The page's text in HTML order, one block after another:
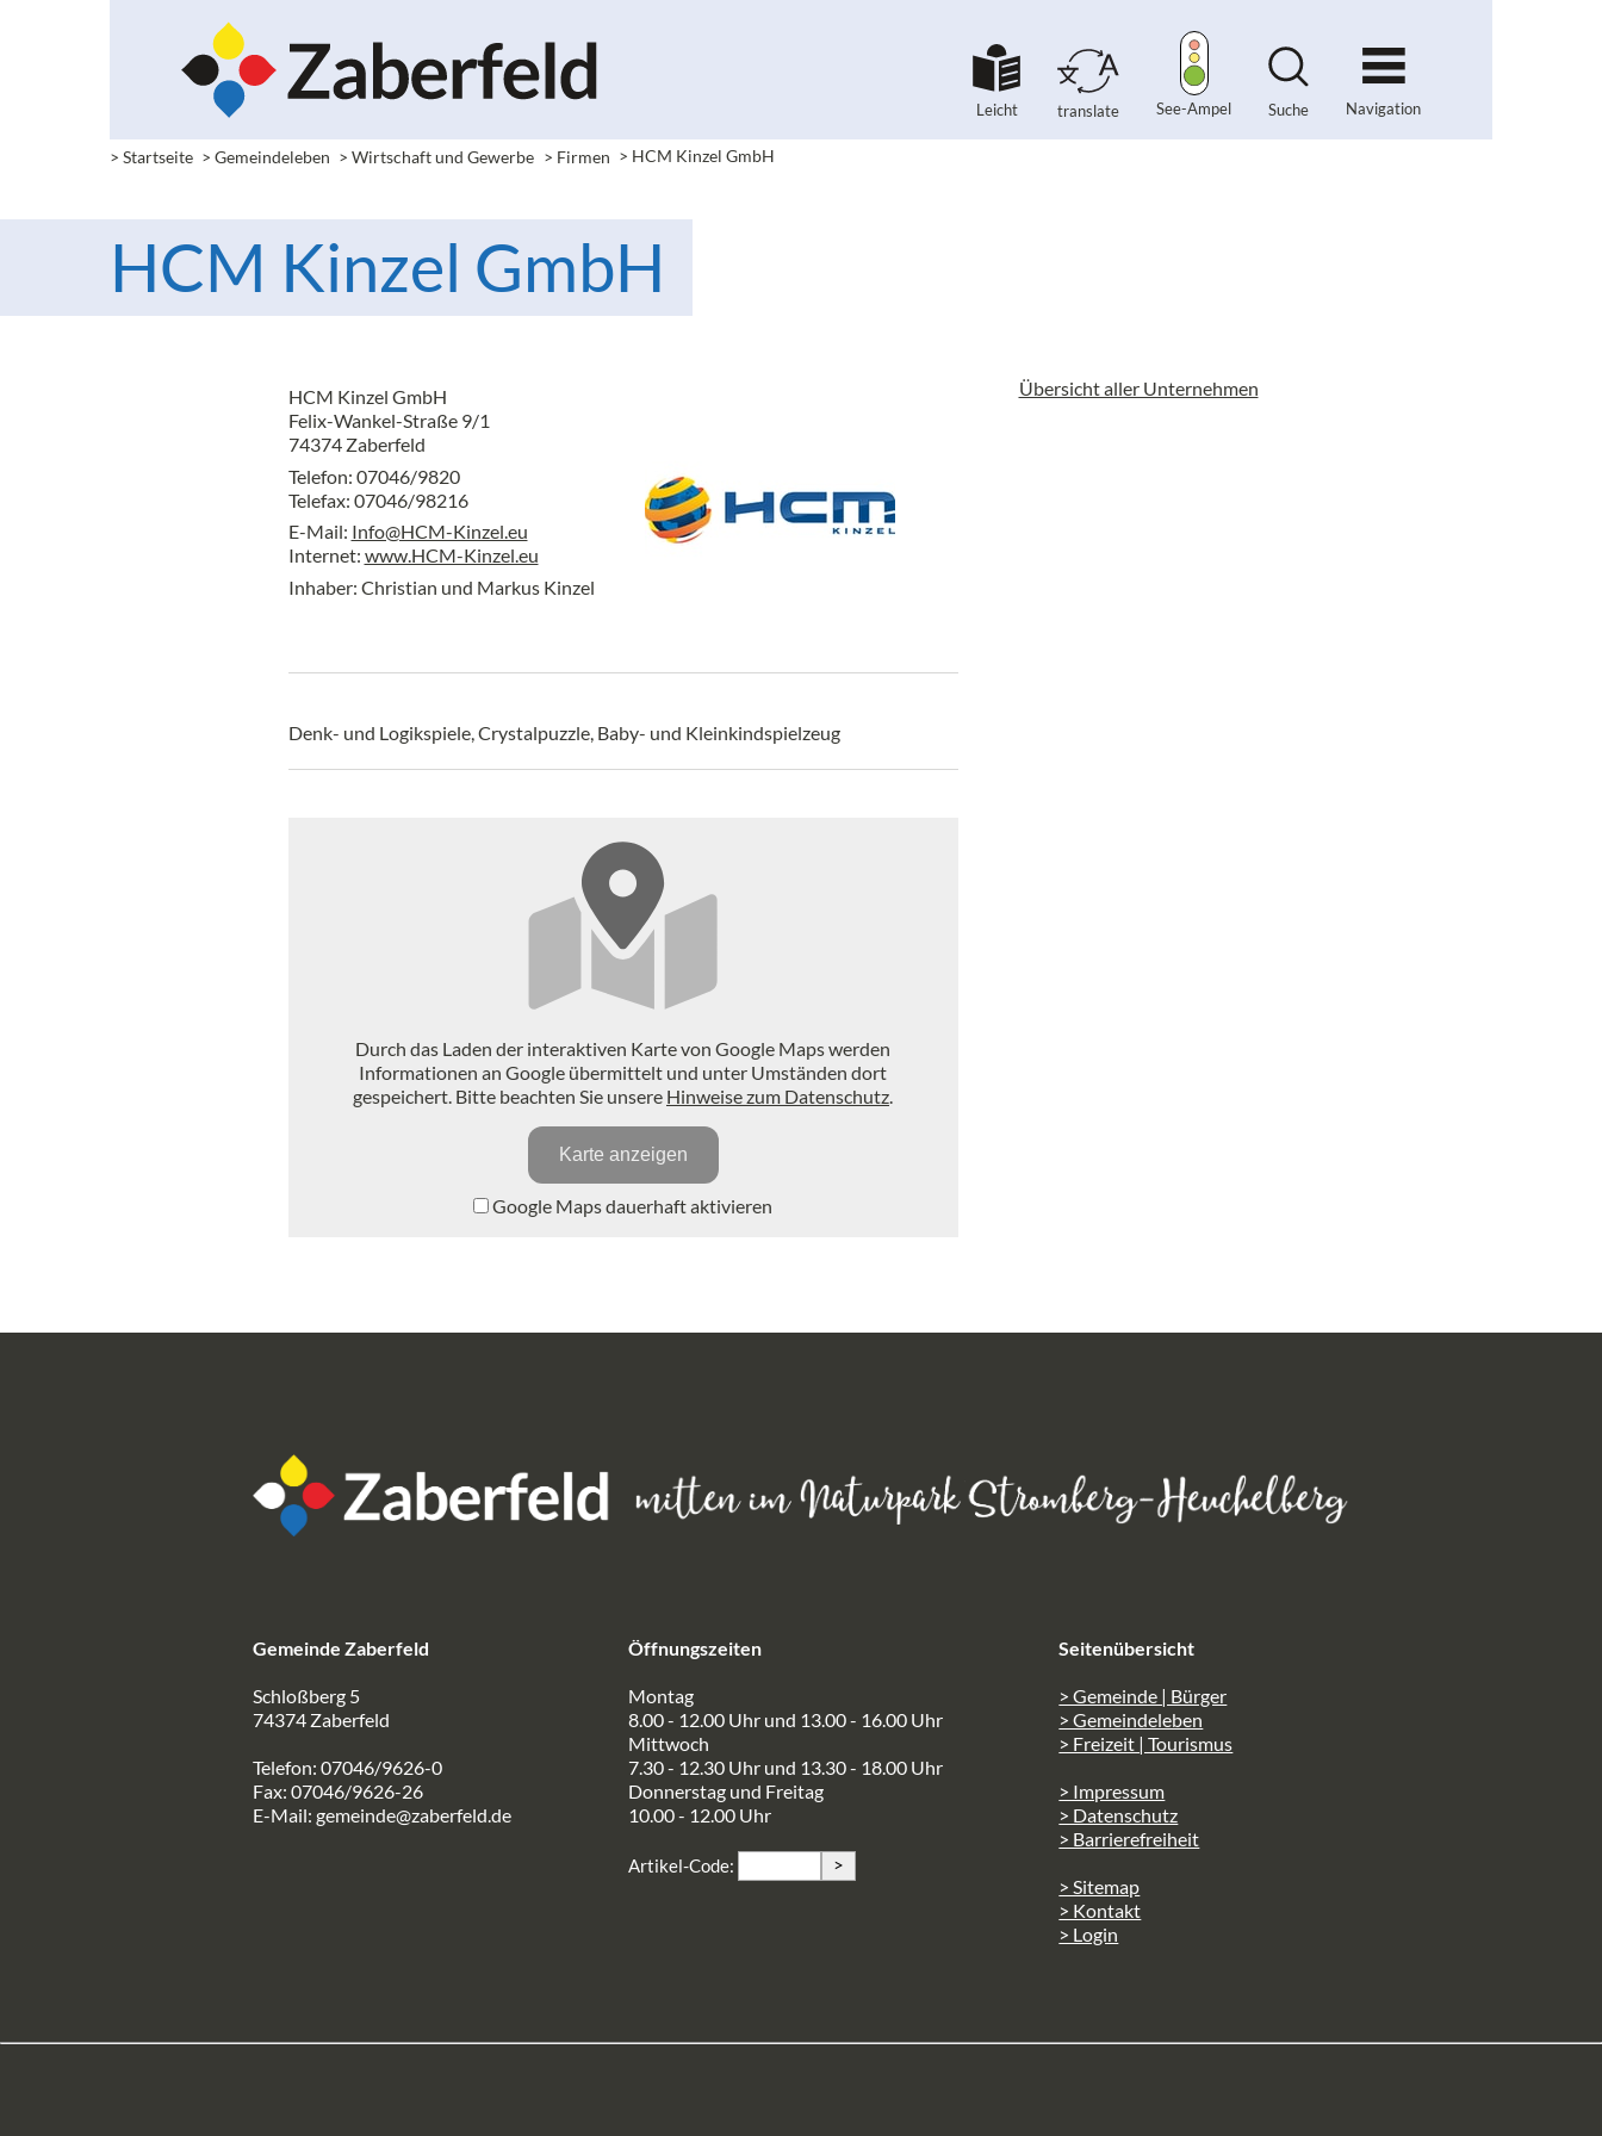
Leicht translate See-Ampel Suche Navigation
> Startseite > Gemeindeleben > Wirtschaft und Gewerbe > Firmen > HCM Kinzel GmbH
HCM Kinzel GmbH
HCM Kinzel GmbH
Felix-Wankel-Straße 9/1
74374 Zaberfeld
Telefon: 07046/9820
Telefax: 07046/98216
E-Mail: Info@HCM-Kinzel.eu
Internet: www.HCM-Kinzel.eu
Inhaber: Christian und Markus Kinzel
Denk- und Logikspiele, Crystalpuzzle, Baby- und Kleinkindspielzeug
Durch das Laden der interaktiven Karte von Google Maps werden
Informationen an Google übermittelt und unter Umständen dort
gespeichert. Bitte beachten Sie unsere Hinweise zum Datenschutz.
Karte anzeigen
Google Maps dauerhaft aktivieren
Übersicht aller Unternehmen
Gemeinde Zaberfeld
Schloßberg 5
74374 Zaberfeld
Telefon: 07046/9626-0
Fax: 07046/9626-26
E-Mail: gemeinde@zaberfeld.de
Öffnungszeiten
Montag
8.00 - 12.00 Uhr und 13.00 - 16.00 Uhr
Mittwoch
7.30 - 12.30 Uhr und 13.30 - 18.00 Uhr
Donnerstag und Freitag
10.00 - 12.00 Uhr
Artikel-Code: >
Seitenübersicht
> Gemeinde | Bürger
> Gemeindeleben
> Freizeit | Tourismus
> Impressum
> Datenschutz
> Barrierefreiheit
> Sitemap
> Kontakt
> Login